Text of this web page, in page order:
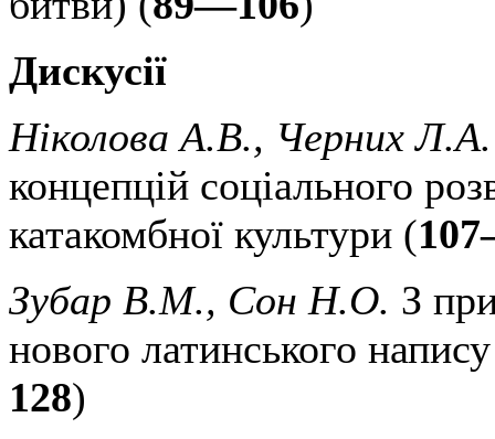
Дискусії
Ніколова А.В., Черних Л.А.
концепцій соціального
катакомбної культури (
Зубар В.М., Сон Н.О. З
нового латинського
128)